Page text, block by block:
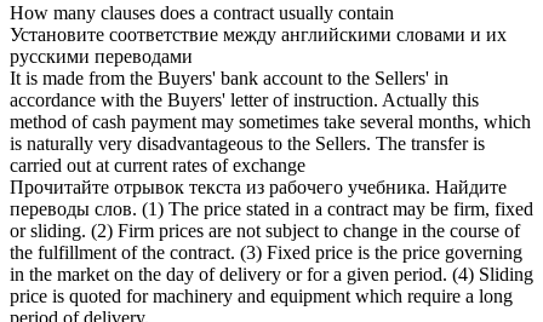
How many clauses does a contract usually contain
Установите соответствие между английскими словами и их
русскими переводами
It is made from the Buyers' bank account to the Sellers' in
accordance with the Buyers' letter of instruction. Actually this
method of cash payment may sometimes take several months, which
is naturally very disadvantageous to the Sellers. The transfer is
carried out at current rates of exchange
Прочитайте отрывок текста из рабочего учебника. Найдите
переводы слов. (1) The price stated in a contract may be firm, fixed
or sliding. (2) Firm prices are not subject to change in the course of
the fulfillment of the contract. (3) Fixed price is the price governing
in the market on the day of delivery or for a given period. (4) Sliding
price is quoted for machinery and equipment which require a long
period of delivery.